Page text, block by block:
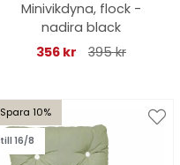
Minivikdyna, flock -
nadira black
356 kr
395 kr
Spara 10%
till 16/8